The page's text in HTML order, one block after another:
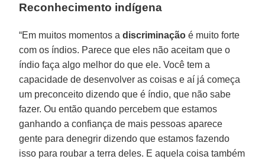
Reconhecimento indígena
“Em muitos momentos adiscriminação é muito forte
com os índios. Parece que eles não aceitam que o
índio faça algo melhor do que ele. Você tem a
capacidade de desenvolver as coisas e aí já começa
um preconceito dizendo que é índio, que não sabe
fazer. Ou então quando percebem que estamos
ganhando a confiança de mais pessoas aparece
gente para denegrir dizendo que estamos fazendo
isso para roubar a terra deles. E aquela coisa também